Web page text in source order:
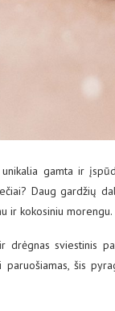
gamta ir
Daug gardžių
ir kokosiniu morengu.
drėgnas sviestinis
šis